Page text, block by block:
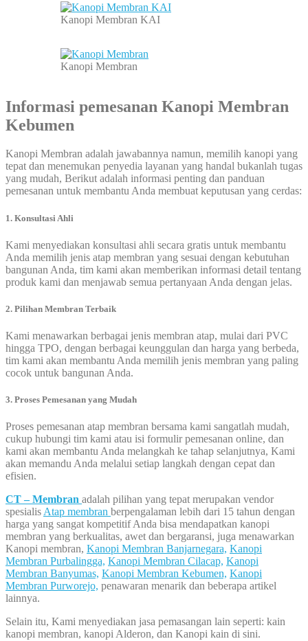
Kanopi Membran KAI
Kanopi Membran
Informasi pemesanan Kanopi Membran
Kebumen
Kanopi Membran adalah jawabannya namun, memilih kanopi yang
tepat dan menemukan penyedia layanan yang handal bukanlah tugas
yang mudah, Berikut adalah informasi penting dan panduan
pemesanan untuk membantu Anda membuat keputusan yang cerdas:
1. Konsultasi Ahli
Kami menyediakan konsultasi ahli secara gratis untuk membantu
Anda memilih jenis atap membran yang sesuai dengan kebutuhan
bangunan Anda, tim kami akan memberikan informasi detail tentang
produk kami dan menjawab semua pertanyaan Anda dengan jelas.
2. Pilihan Membran Terbaik
Kami menawarkan berbagai jenis membran atap, mulai dari PVC
hingga TPO, dengan berbagai keunggulan dan harga yang berbeda,
tim kami akan membantu Anda memilih jenis membran yang paling
cocok untuk bangunan Anda.
3. Proses Pemesanan yang Mudah
Proses pemesanan atap membran bersama kami sangatlah mudah,
cukup hubungi tim kami atau isi formulir pemesanan online, dan
kami akan membantu Anda melangkah ke tahap selanjutnya, Kami
akan memandu Anda melalui setiap langkah dengan cepat dan
efisien.
CT – Membran adalah pilihan yang tepat merupakan vendor
spesialisAtap membran berpengalaman lebih dari 15 tahun dengan
harga yang sangat kompetitif Anda bisa mendapatkan kanopi
membran yang berkualitas, awet dan bergaransi, juga menawarkan
Kanopi membran, Kanopi Membran Banjarnegara, Kanopi
Membran Purbalingga, Kanopi Membran Cilacap, Kanopi
Membran Banyumas, Kanopi Membran Kebumen, Kanopi
Membran Purworejo, penawaran menarik dan beberapa artikel
lainnya.
Selain itu, Kami menyediakan jasa pemasangan lain seperti: kain
kanopi membran, kanopi Alderon, dan Kanopi kain di sini.